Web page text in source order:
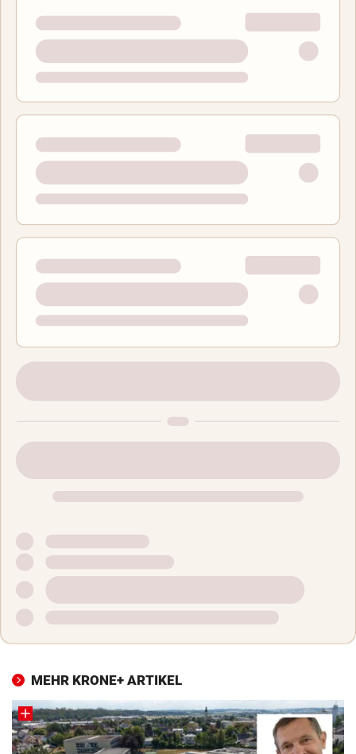
MEHR KRONE+ ARTIKEL